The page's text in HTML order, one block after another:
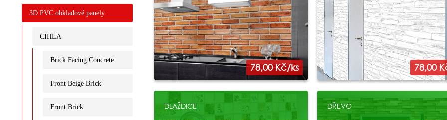
3D PVC obkladové panely
CIHLA
Brick Facing Concrete
Front Beige Brick
Front Brick
78,00 Kč/ks 78,00
DLAŽDICE DŘEVO